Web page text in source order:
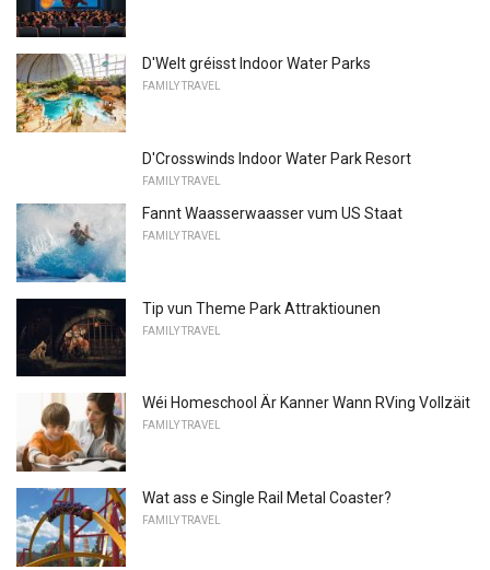
D'Welt gréisst Indoor Water Parks
FAMILY TRAVEL
D'Crosswinds Indoor Water Park Resort
FAMILY TRAVEL
Fannt Waasserwaasser vum US Staat
FAMILY TRAVEL
Tip vun Theme Park Attraktiounen
FAMILY TRAVEL
Wéi Homeschool Är Kanner Wann RVing Vollzäit
FAMILY TRAVEL
Wat ass e Single Rail Metal Coaster?
FAMILY TRAVEL